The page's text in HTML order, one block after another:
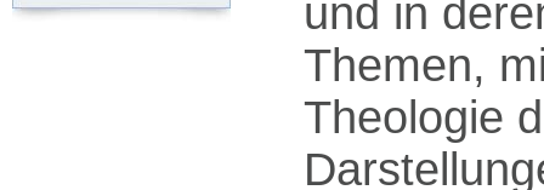
und in
Themen,
Theologie